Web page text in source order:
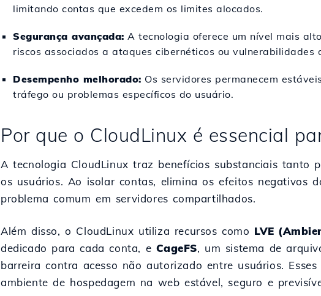
limitando contas que excedem os limites alocados.
Segurança avançada: A tecnologia oferece um nível mais
riscos associados a ataques cibernéticos ou vulnerabilidades
Desempenho melhorado: Os servidores permanecem
tráfego ou problemas específicos do usuário.
Por que o CloudLinux é essencial
A tecnologia CloudLinux traz benefícios substanciais tanto
os usuários. Ao isolar contas, elimina os efeitos negativos
problema comum em servidores compartilhados.
Além disso, o CloudLinux utiliza recursos como LVE
dedicado para cada conta, e CageFS, um sistema de
barreira contra acesso não autorizado entre usuários.
ambiente de hospedagem na web estável, seguro e